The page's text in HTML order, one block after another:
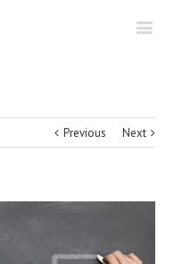
Previous Next